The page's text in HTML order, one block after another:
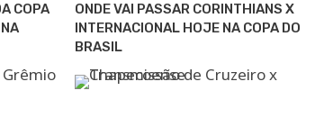
COPA
ONDE VAI PASSAR CORINTHIANS X
INTERNACIONAL HOJE NA COPA DO
BRASIL